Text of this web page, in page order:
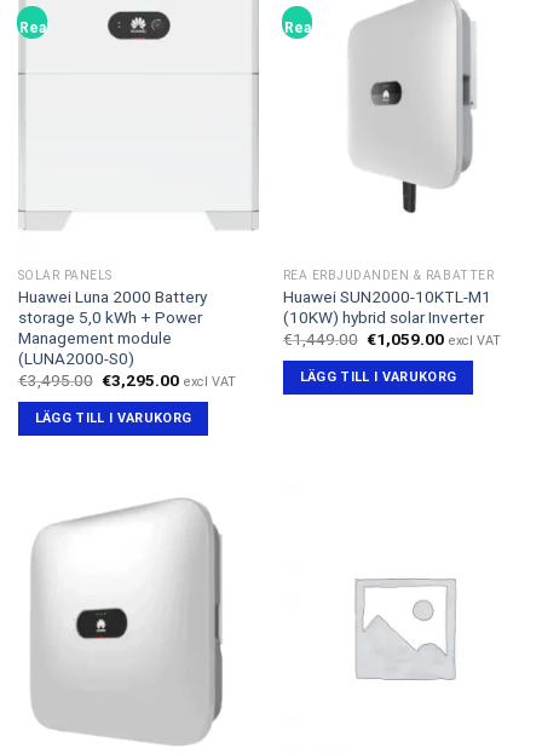
Rea!
SOLAR PANELS
Huawei Luna 2000 Battery
storage 5,0 kWh + Power
Management module
(LUNA2000-S0)
€3,495.00 Det
ursprungliga
priset
var:
€3,495.00.
€3,295.00Det
priset
är:
€3,295.00.
excl VAT
LÄGG TILL I VARUKORG
Rea!
REA ERBJUDANDEN & RABATTER
Huawei SUN2000-10KTL-M1
(10KW) hybrid solar Inverter
€1,449.00 Det
ursprungliga
priset
var:
€1,449.00.
€1,059.00Det
priset
är:
€1,059.00.
excl VAT
LÄGG TILL I VARUKORG